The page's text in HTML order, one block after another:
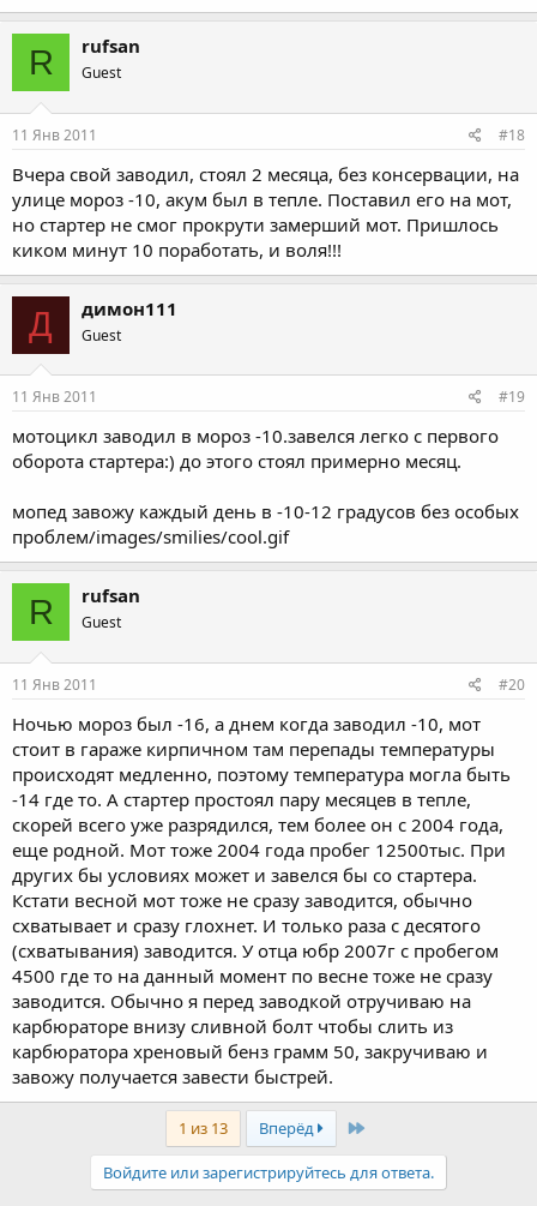
R rufsan
Guest
11 Янв 2011 #18
Вчера свой заводил, стоял 2 месяца, без консервации, на
улице мороз -10, акум был в тепле. Поставил его на мот,
но стартер не смог прокрути замерший мот. Пришлось
киком минут 10 поработать, и воля!!!
Д димон111
Guest
11 Янв 2011 #19
мотоцикл заводил в мороз -10.завелся легко с первого
оборота стартера:) до этого стоял примерно месяц.
мопед завожу каждый день в -10-12 градусов без особых
проблем/images/smilies/cool.gif
R rufsan
Guest
11 Янв 2011 #20
Ночью мороз был -16, а днем когда заводил -10, мот
стоит в гараже кирпичном там перепады температуры
происходят медленно, поэтому температура могла быть
-14 где то. А стартер простоял пару месяцев в тепле,
скорей всего уже разрядился, тем более он с 2004 года,
еще родной. Мот тоже 2004 года пробег 12500тыс. При
других бы условиях может и завелся бы со стартера.
Кстати весной мот тоже не сразу заводится, обычно
схватывает и сразу глохнет. И только раза с десятого
(схватывания) заводится. У отца юбр 2007г с пробегом
4500 где то на данный момент по весне тоже не сразу
заводится. Обычно я перед заводкой отручиваю на
карбюраторе внизу сливной болт чтобы слить из
карбюратора хреновый бенз грамм 50, закручиваю и
завожу получается завести быстрей.
1 из 13 Вперёд Last
Войдите или зарегистрируйтесь для ответа.